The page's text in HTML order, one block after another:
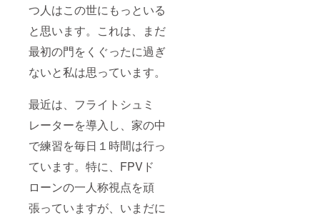
つ人はこの世にもっといる
と思います。これは、まだ
最初の門をくぐったに過ぎ
ないと私は思っています。
最近は、フライトシュミ
レーターを導入し、家の中
で練習を毎日１時間は行っ
ています。特に、FPVド
ローンの一人称視点を頑
張っていますが、いまだに